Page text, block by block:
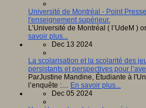
Université de Montréal - Point
l'enseignement supérieur.
L’Université de Montréal ( l’UdeM )
savoir plus...
Dec 13 2024
La scolarisation et la scolarité des
persistants et perspectives pour
ParJustine Mandine, Étudiante à
l’enquête :… En savoir plus...
Dec 05 2024